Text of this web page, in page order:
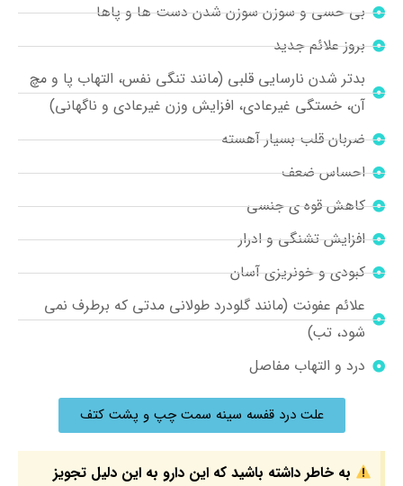
بی حسی و سوزن سوزن شدن دست ها و پاها
بروز علائم جدید
بدتر شدن نارسایی قلبی (مانند تنگی نفس، التهاب پا و مچ
آن، خستگی غیرعادی، افزایش وزن غیرعادی و ناگهانی)
ضربان قلب بسیار آهسته
احساس ضعف
کاهش قوه ی جنسی
افزایش تشنگی و ادرار
کبودی و خونریزی آسان
علائم عفونت (مانند گلودرد طولانی مدتی که برطرف نمی
شود، تب)
درد و التهاب مفاصل
علت درد قفسه سينه سمت چپ و پشت کتف
به خاطر داشته باشید که این دارو به این دلیل تجویز